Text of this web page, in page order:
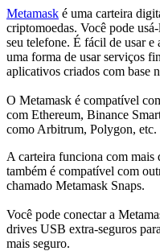
Metamask é uma carteira
criptomoedas. Você pode
seu telefone. É fácil de usar
uma forma de usar serviços
aplicativos criados com base
O Metamask é compatível
com Ethereum, Binance
como Arbitrum, Polygon, etc.
A carteira funciona com mais
também é compatível com
chamado Metamask Snaps.
Você pode conectar a
drives USB extra-seguros
mais seguro.